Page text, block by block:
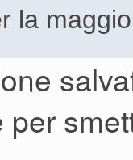
la